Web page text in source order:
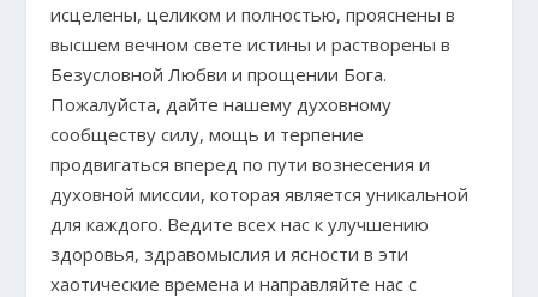
исцелены, целиком и полностью, прояснены в
высшем вечном свете истины и растворены в
Безусловной Любви и прощении Бога.
Пожалуйста, дайте нашему духовному
сообществу силу, мощь и терпение
продвигаться вперед по пути вознесения и
духовной миссии, которая является уникальной
для каждого. Ведите всех нас к улучшению
здоровья, здравомыслия и ясности в эти
хаотические времена и направляйте нас с